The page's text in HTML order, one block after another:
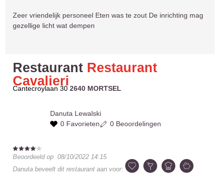
Zeer vriendelijk personeel Eten was te zout De inrichting mag
gezellige licht wat dempen
Restaurant Restaurant
Cavalieri
Cantecroylaan 302640 MORTSEL
Danuta Lewalski
0 Favorieten
0 Beoordelingen
Beoordeeld op08/10/2022 14:15
Danuta beveelt dit restaurant aan voor: